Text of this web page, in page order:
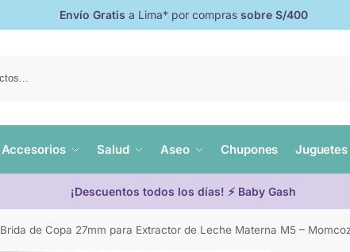
Envío Gratis a Lima* por compras sobre S/400
Accesorios Salud Aseo Chupones Juguetes
¡Descuentos todos los días! ⚡ Baby Gash
Brida de Copa 27mm para Extractor de Leche Materna M5 –